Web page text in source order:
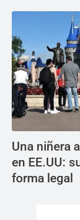
Una niñera
en EE.UU:
forma legal